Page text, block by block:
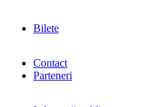
Bilete
Contact
Parteneri